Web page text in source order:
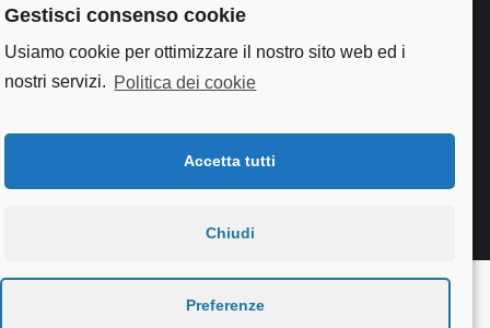
Gestisci consenso cookie
Usiamo cookie per ottimizzare il nostro sito web ed i
nostri servizi. Politica dei cookie
Accetta tutti
Chiudi
Preferenze
Useful links